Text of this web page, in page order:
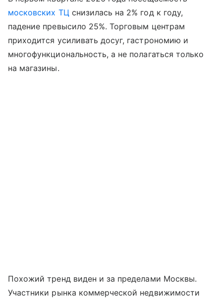
московских ТЦснизилась на 2% год к году,
падение превысило 25%. Торговым центрам
приходится усиливать досуг, гастрономию и
многофункциональность, а не полагаться только
на магазины.
Похожий тренд виден и за пределами Москвы.
Участники рынка коммерческой недвижимости